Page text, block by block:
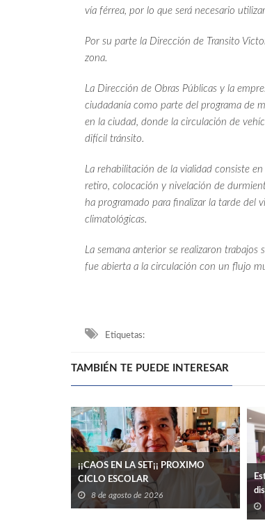
vía férrea, por lo que será necesario
Por su parte la Dirección de Transito
zona.
La Dirección de Obras Públicas y la
ciudadanía como parte del programa de
en la ciudad, donde la circulación de
difícil tránsito.
La rehabilitación de la vialidad consiste
retiro, colocación y nivelación de
ha programado para finalizar la tarde del
climatológicas.
La semana anterior se realizaron
fue abierta a la circulación con un flujo
Etiquetas:
TAMBIÉN TE PUEDE INTERESAR
¡¡CAOS EN LA SET¡¡ PROXIMO
CICLO ESCOLAR
8 de agosto de 2026